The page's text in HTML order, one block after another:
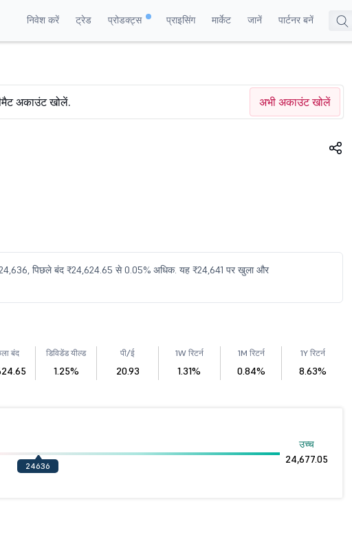
निवेश करें ट्रेड प्रोडक्ट्स प्राइसिंग मार्केट जानें पार्टनर बनें
अकाउंट खोलें. अभी अकाउंट खोलें
पिछले बंद ₹24,624.65 से 0.05% अधिक. यह ₹24,641 पर खुला और
बंद डिविडेंड यील्ड
1.25%
पी/ई
20.93
1W रिटर्न
1.31%
1M रिटर्न
0.84%
1Y रिटर्न
8.63%
24636
उच्च
24,677.05